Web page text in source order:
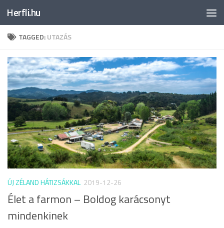
Skip to content
Herfli.hu
TAGGED:UTAZÁS
ÚJ ZÉLAND HÁTIZSÁKKAL 2019-12-26
Élet a farmon – Boldog karácsonyt
mindenkinek